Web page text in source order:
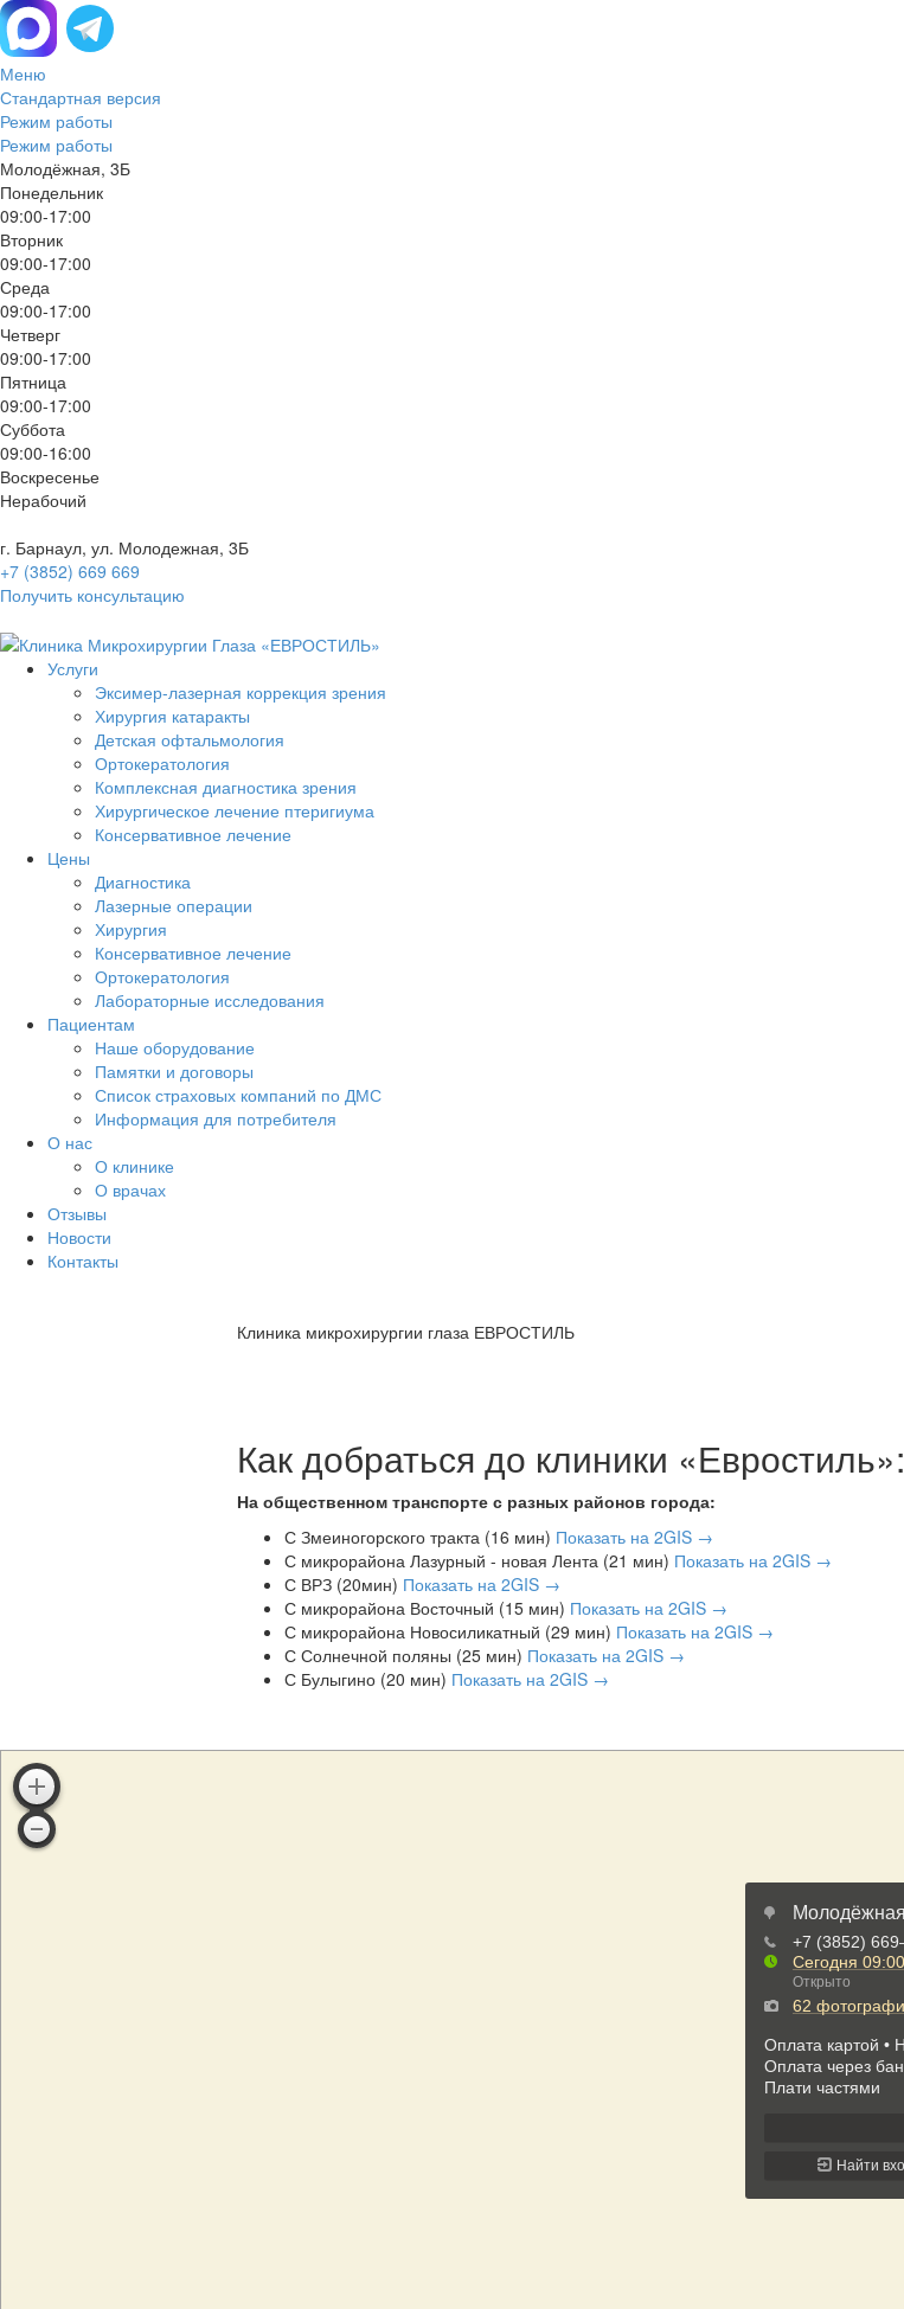
Меню
Стандартная версия
Режим работы
Режим работы
Молодёжная, 3Б
Понедельник
09:00-17:00
Вторник
09:00-17:00
Среда
09:00-17:00
Четверг
09:00-17:00
Пятница
09:00-17:00
Суббота
09:00-16:00
Воскресенье
Нерабочий
г. Барнаул, ул. Молодежная, 3Б
+7 (3852) 669 669
Получить консультацию
Услуги
Эксимер-лазерная коррекция зрения
Хирургия катаракты
Детская офтальмология
Ортокератология
Комплексная диагностика зрения
Хирургическое лечение птеригиума
Консервативное лечение
Цены
Диагностика
Лазерные операции
Хирургия
Консервативное лечение
Ортокератология
Лабораторные исследования
Пациентам
Наше оборудование
Памятки и договоры
Список страховых компаний по ДМС
Информация для потребителя
О нас
О клинике
О врачах
Отзывы
Новости
Контакты
Клиника микрохирургии глаза ЕВРОСТИЛЬ
Как добраться до клиники «Евростиль»:
На общественном транспорте с разных районов города:
С Змеиногорского тракта (16 мин) Показать на 2GIS →
С микрорайона Лазурный - новая Лента (21 мин) Показать на 2GIS →
С ВРЗ (20мин) Показать на 2GIS →
С микрорайона Восточный (15 мин) Показать на 2GIS →
С микрорайона Новосиликатный (29 мин) Показать на 2GIS →
С Солнечной поляны (25 мин) Показать на 2GIS →
С Булыгино (20 мин) Показать на 2GIS →